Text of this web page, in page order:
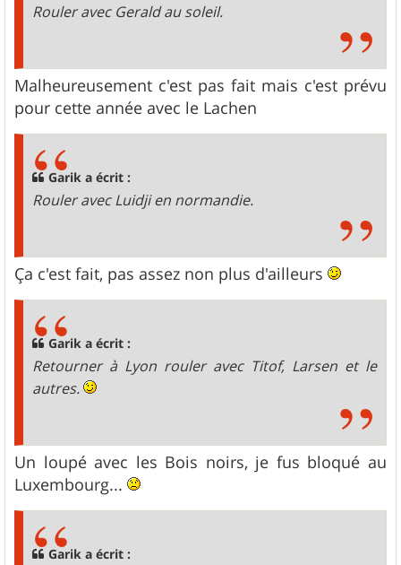
Rouler avec Gerald au soleil.
Malheureusement c'est pas fait mais c'est prévu
pour cette année avec le Lachen
Garik a écrit :
Rouler avec Luidji en normandie.
Ça c'est fait, pas assez non plus d'ailleurs
Garik a écrit :
Retourner à Lyon rouler avec Titof, Larsen et le
autres.
Un loupé avec les Bois noirs, je fus bloqué au
Luxembourg...
Garik a écrit :